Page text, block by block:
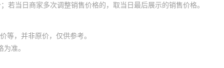
当日商家多次调整销售价格的，取当日最后展示的销售价格。
等，并非原价，仅供参考。
准。